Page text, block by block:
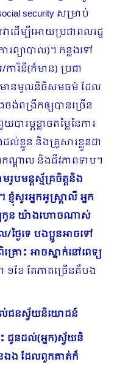
security សម្រាប់
ដើម្បីអោយប្រជាពលរដ្ឋ
រព្យាបាល)។ កន្លងទៅ
ារិនី(ក៏មាន) ប្រជា
មានមូលនិធិសមធម៌ ដែល
ង់ពង្រីកឲ្យបានច្រើន
ារម្ភខ្លាចតម្លៃនៃការ
ល់ខ្លួន និងគ្រួសារខ្លួនជា
ណ្ដាល និងជីវភាពទាប។
បមន្តស្ម័គ្រចិត្តនិង
សួរអ្នកអូស្រ្តាលី អ្នក
យកូន យ៉ាងហោចណាស់
ងៃទេ បងប្អូនអាចទៅ
ោះ អាចស្នាក់នៅពេទ្យ
១ខែ តែភាគច្រើនគឺបង
ល់ជនស្វ័យនិយោជន៍
ជូនដល់(អ្នក)ស្វ័យនិ
នឯង ដែលពួកគាត់ក៏